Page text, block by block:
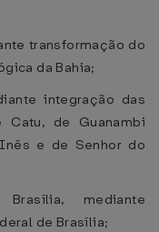
transformação do
da Bahia;
integração das
Catu, de Guanambi
e de Senhor do
mediante
de Brasília;